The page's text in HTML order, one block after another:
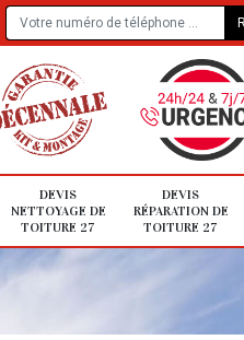
DEVIS
NETTOYAGE DE
TOITURE 27
DEVIS
RÉPARATION DE
TOITURE 27